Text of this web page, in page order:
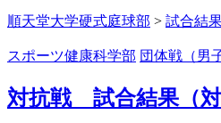
順天堂大学硬式庭球部 > 試合結
スポーツ健康科学部 団体戦（男
対抗戦 試合結果（